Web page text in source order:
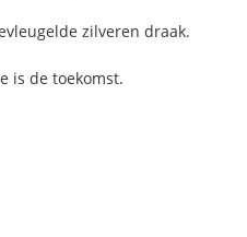
zilveren draak.
is de toekomst.